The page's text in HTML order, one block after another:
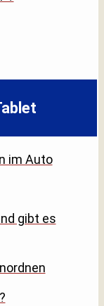
im Auto
gibt es